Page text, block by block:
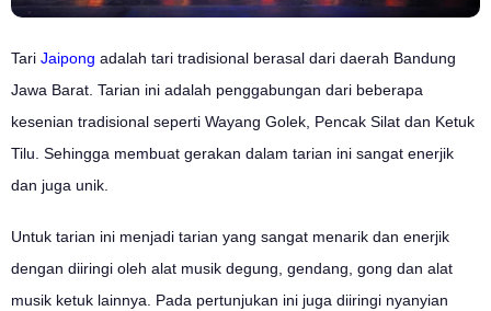
Tari Jaipong adalah tari tradisional berasal dari daerah Bandung
Jawa Barat. Tarian ini adalah penggabungan dari beberapa
kesenian tradisional seperti Wayang Golek, Pencak Silat dan Ketuk
Tilu. Sehingga membuat gerakan dalam tarian ini sangat enerjik
dan juga unik.
Untuk tarian ini menjadi tarian yang sangat menarik dan enerjik
dengan diiringi oleh alat musik degung, gendang, gong dan alat
musik ketuk lainnya. Pada pertunjukan ini juga diiringi nyanyian